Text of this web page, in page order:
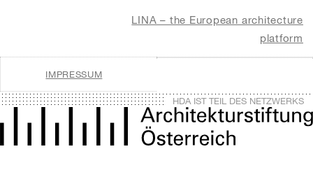
LINA – the European architecture
platform
IMPRESSUM
HDA IST TEIL DES NETZWERKS